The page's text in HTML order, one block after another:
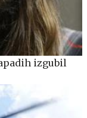
izgubil